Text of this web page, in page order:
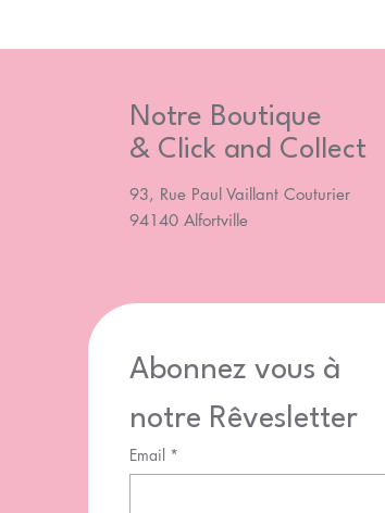
Notre Boutique
& Click and Collect
93, Rue Paul Vaillant Couturier
94140 Alfortville
Abonnez vous à
notre Rêvesletter
Email *